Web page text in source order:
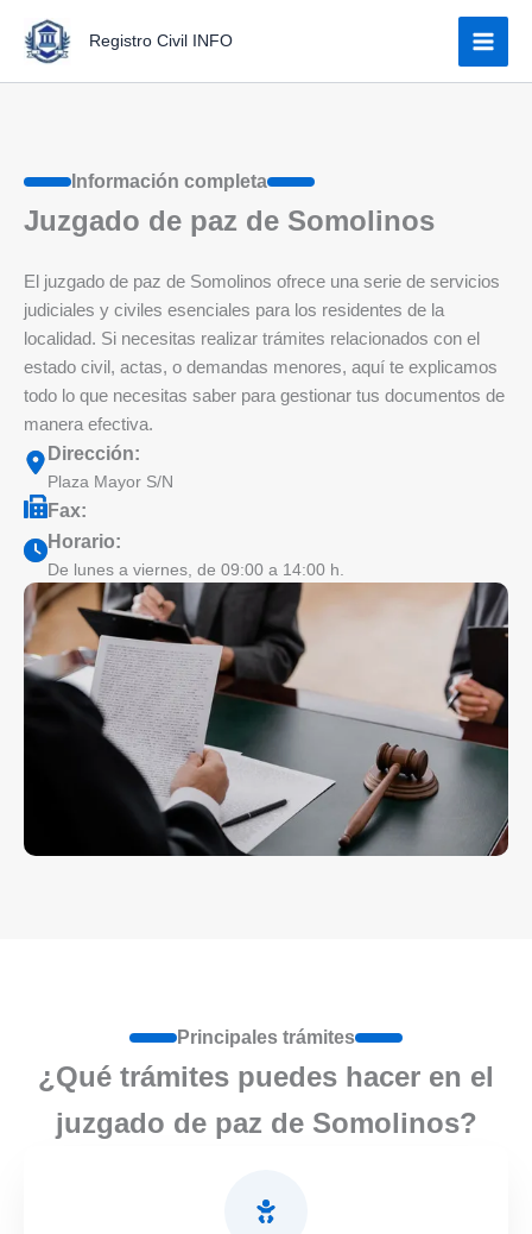
contenido
Registro Civil INFO
Información completa
Juzgado de paz de Somolinos
El juzgado de paz de Somolinos ofrece una serie de servicios
judiciales y civiles esenciales para los residentes de la
localidad. Si necesitas realizar trámites relacionados con el
estado civil, actas, o demandas menores, aquí te explicamos
todo lo que necesitas saber para gestionar tus documentos de
manera efectiva.
Dirección:
Plaza Mayor S/N
Fax:
Horario:
De lunes a viernes, de 09:00 a 14:00 h.
Principales trámites
¿Qué trámites puedes hacer en el
juzgado de paz de Somolinos?